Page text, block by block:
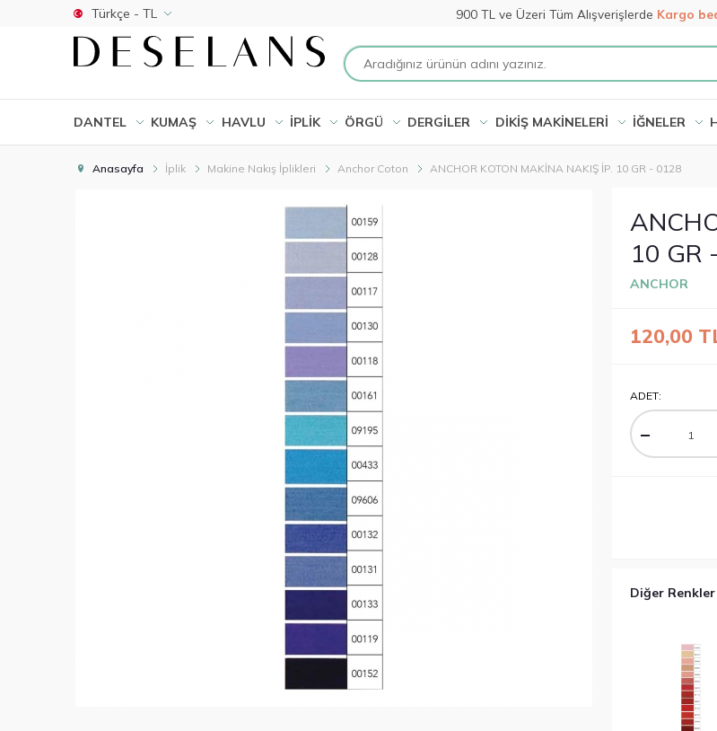
Türkçe - TL 900 TL ve Üzeri Tüm Alışverişlerde Kargo
DANTEL KUMAŞ HAVLU İPLİK ÖRGÜ DERGİLER DİKİŞ MAKİNELERİ İĞNELER
Anasayfa İplik Makine Nakış İplikleri Anchor Coton ANCHOR KOTON MAKİNA NAKIŞ İP. 10 GR - 0128
10 GR
ANCHOR
120,00
ADET:
Diğer Renkler